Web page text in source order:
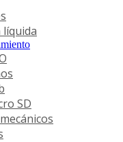
SD